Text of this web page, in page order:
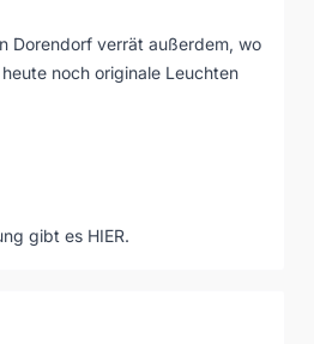
Dorendorf verrät außerdem, wo
noch originale Leuchten
gibt es HIER.